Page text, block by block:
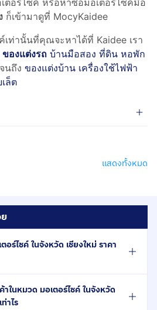
ตอร์ไซค์ หรือหาซื้อมอเตอร์ไซค์มือ
ก็เข้ามาดูที่ MocyKaidee
เท่านั้นที่คุณจะหาได้ที่ Kaidee เรา
ของแต่งรถ บ้านมือสอง ที่ดิน หอพัก
นถึง ของแต่งบ้าน เครื่องใช้ไฟฟ้า
ล็ต
แสดงทั้งหมด
อร์ไซค์ ในจังหวัด เชียงใหม่ ราคา
ในหมวด มอเตอร์ไซค์ ในจังหวัด
าไร